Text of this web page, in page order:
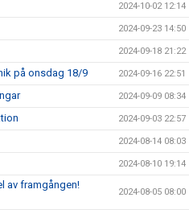
2024-10-02 12:14
2024-09-23 14:50
2024-09-18 21:22
på onsdag 18/9 2024-09-16 22:51
2024-09-09 08:34
2024-09-03 22:57
2024-08-14 08:03
2024-08-10 19:14
av framgången!
2024-08-05 08:00